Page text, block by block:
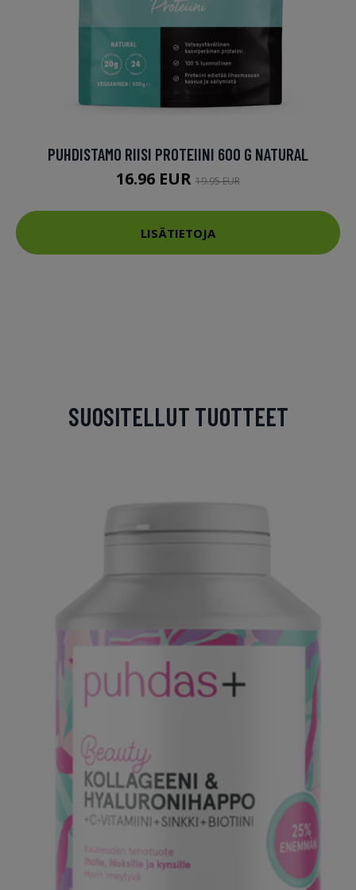
PUHDISTAMO RIISI PROTEIINI 600 G NATURAL
16.96 EUR 19.95 EUR
LISÄTIETOJA
SUOSITELLUT TUOTTEET